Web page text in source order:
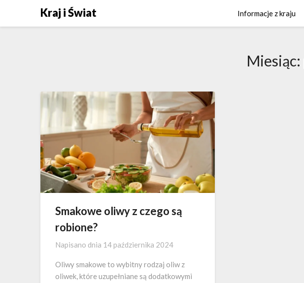
Kraj i Świat Informacje z kraju
Miesiąc:
Smakowe oliwy z czego są
robione?
Napisano dnia 14 października 2024
Oliwy smakowe to wybitny rodzaj oliw z
oliwek, które uzupełniane są dodatkowymi